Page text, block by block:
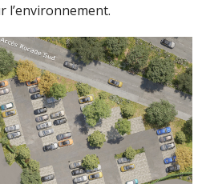
l’environnement.